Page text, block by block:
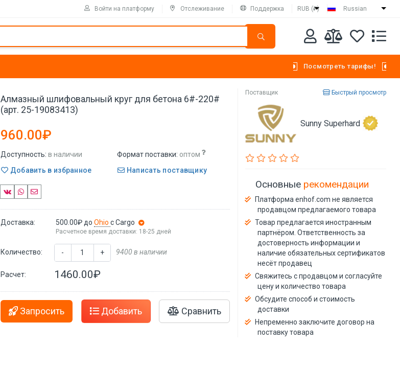
Войти на платформу Отслеживание Поддержка RUB (₽) Russian
Посмотреть тарифы!
Алмазный шлифовальный круг для бетона 6#-220#
(арт. 25-19083413)
960.00₽
Доступность: в наличии Формат поставки: оптом
Добавить в избранное
Написать поставщику
Доставка: 500.00₽ доOhioс Cargo
Расчетное время доставки: 18-25 дней
Количество: - + 9400 в наличии
Расчет: 1460.00₽
Запросить Добавить Сравнить
Поставщик Быстрый просмотр
Sunny Superhard
Основные рекомендации
Платформа enhof.com не является
продавцом предлагаемого товара
Товар предлагается иностранным
партнёром. Ответственность за
достоверность информации и
наличие обязательных сертификатов
несёт продавец
Свяжитесь с продавцом и согласуйте
цену и количество товара
Обсудите способ и стоимость
доставки
Непременно заключите договор на
поставку товара